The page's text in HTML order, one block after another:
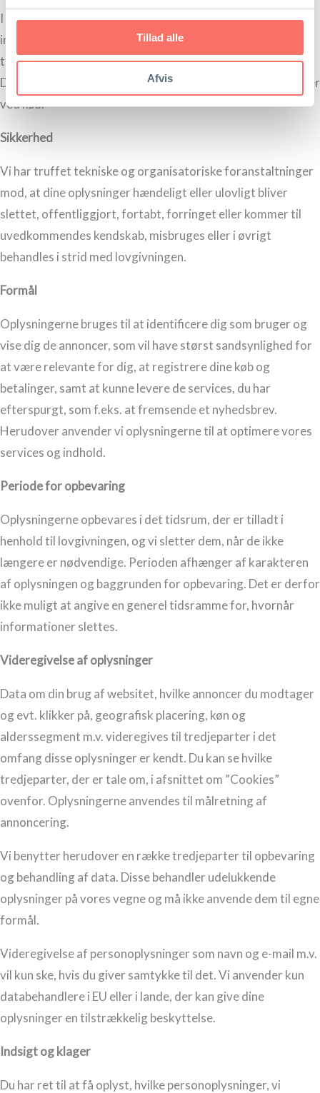
Tillad alle
Afvis
I det omfang, du selv giver eksplicit samtykke hertil og selv
indtaster informationerne, behandles desuden: Navn,
telefonnummer, e-mail, adresse og betalingsoplysninger.
Det vil typisk være i forbindelse med oprettelse af login eller
ved køb.
Sikkerhed
Vi har truffet tekniske og organisatoriske foranstaltninger
mod, at dine oplysninger hændeligt eller ulovligt bliver
slettet, offentliggjort, fortabt, forringet eller kommer til
uvedkommendes kendskab, misbruges eller i øvrigt
behandles i strid med lovgivningen.
Formål
Oplysningerne bruges til at identificere dig som bruger og
vise dig de annoncer, som vil have størst sandsynlighed for
at være relevante for dig, at registrere dine køb og
betalinger, samt at kunne levere de services, du har
efterspurgt, som f.eks. at fremsende et nyhedsbrev.
Herudover anvender vi oplysningerne til at optimere vores
services og indhold.
Periode for opbevaring
Oplysningerne opbevares i det tidsrum, der er tilladt i
henhold til lovgivningen, og vi sletter dem, når de ikke
længere er nødvendige. Perioden afhænger af karakteren
af oplysningen og baggrunden for opbevaring. Det er derfor
ikke muligt at angive en generel tidsramme for, hvornår
informationer slettes.
Videregivelse af oplysninger
Data om din brug af websitet, hvilke annoncer du modtager
og evt. klikker på, geografisk placering, køn og
alderssegment m.v. videregives til tredjeparter i det
omfang disse oplysninger er kendt. Du kan se hvilke
tredjeparter, der er tale om, i afsnittet om ”Cookies”
ovenfor. Oplysningerne anvendes til målretning af
annoncering.
Vi benytter herudover en række tredjeparter til opbevaring
og behandling af data. Disse behandler udelukkende
oplysninger på vores vegne og må ikke anvende dem til egne
formål.
Videregivelse af personoplysninger som navn og e-mail m.v.
vil kun ske, hvis du giver samtykke til det. Vi anvender kun
databehandlere i EU eller i lande, der kan give dine
oplysninger en tilstrækkelig beskyttelse.
Indsigt og klager
Du har ret til at få oplyst, hvilke personoplysninger, vi